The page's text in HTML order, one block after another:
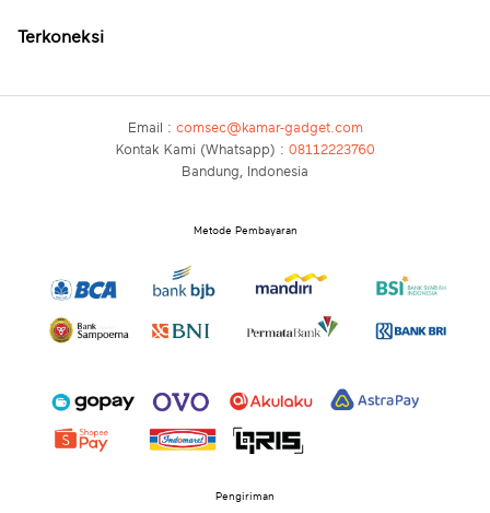
Terkoneksi
Email : comsec@kamar-gadget.com
Kontak Kami (Whatsapp) : 08112223760
Bandung, Indonesia
Metode Pembayaran
Pengiriman